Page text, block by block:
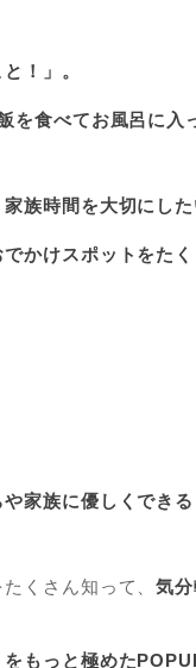
！」。
飯を食べてお風呂に入
家族時間を大切にした
かけスポットをた
家族に優しくできる
くさん知って、気
をもっと極めた